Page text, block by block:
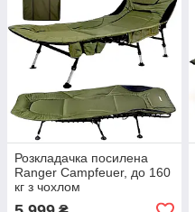
Розкладачка посилена
Ranger Campfeuer, до 160
кг з чохлом